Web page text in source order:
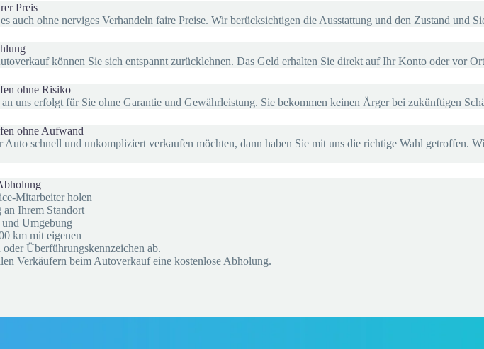
Preis
auch ohne nerviges Verhandeln faire Preise. Wir berücksichtigen die Ausstattung und den Zustand und
können Sie sich entspannt zurücklehnen. Das Geld erhalten Sie direkt auf Ihr Konto oder vor
ohne Risiko
uns erfolgt für Sie ohne Garantie und Gewährleistung. Sie bekommen keinen Ärger bei zukünftigen
ohne Aufwand
Auto schnell und unkompliziert verkaufen möchten, dann haben Sie mit uns die richtige Wahl getroffen.
Mitarbeiter holen
an Ihrem Standort
Umgebung
km mit eigenen
oder Überführungskennzeichen ab.
Verkäufern beim Autoverkauf eine kostenlose Abholung.